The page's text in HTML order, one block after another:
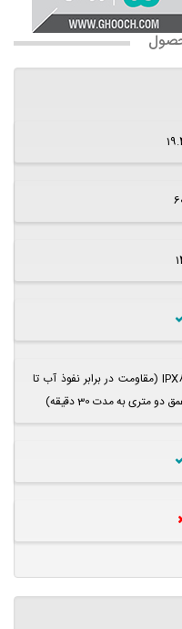
IPX8 (مقاومت در برابر نفوذ آب تا
دو متری به مدت 30 دقیقه)